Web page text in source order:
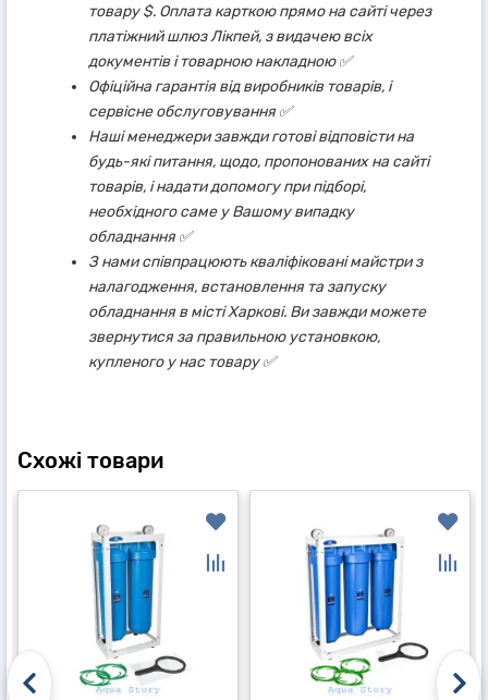
товару $. Оплата карткою прямо на сайті через
платіжний шлюз Лікпей, з видачею всіх
документів і товарною накладною ✅
Офіційна гарантія від виробників товарів, і
сервісне обслуговування ✅
Наші менеджери завжди готові відповісти на
будь-які питання, щодо, пропонованих на сайті
товарів, і надати допомогу при підборі,
необхідного саме у Вашому випадку
обладнання ✅
З нами співпрацюють кваліфіковані майстри з
налагодження, встановлення та запуску
обладнання в місті Харкові. Ви завжди можете
звернутися за правильною установкою,
купленого у нас товару ✅
Схожі товари